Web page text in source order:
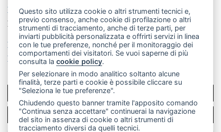
La redazione
CasateOnline LeccoOnline
RSS
Made by VIP
Privacy policy
Cookie policy
Rivedi le tue scelte sui cookie
SCRIVICI
PER LA TUA PUBBLICITÀ
Questo sito utilizza cookie o altri strumenti tecnici e,
previo consenso, anche cookie di profilazione o altri
strumenti di tracciamento, anche di terze parti, per
inviarti pubblicità personalizzata e offrirti servizi in linea
con le tue preferenze, nonché per il monitoraggio dei
comportamenti dei visitatori. Se vuoi saperne di più
consulta lacookie policy.
Per selezionare in modo analitico soltanto alcune
finalità, terze parti e cookie è possibile cliccare su
"Seleziona le tue preferenze".
Chiudendo questo banner tramite l'apposito comando
"Continua senza accettare" continuerai la navigazione
del sito in assenza di cookie o altri strumenti di
tracciamento diversi da quelli tecnici.